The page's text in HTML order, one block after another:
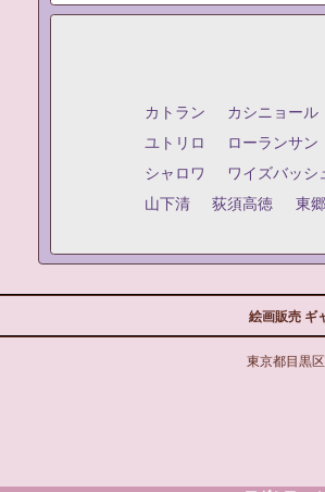
カトラン カシニョール
ユトリロ
ローランサン
シャロワ
ワイズバッシ
山下清
荻須高徳 東
絵画販売 ギ
東京都目黒